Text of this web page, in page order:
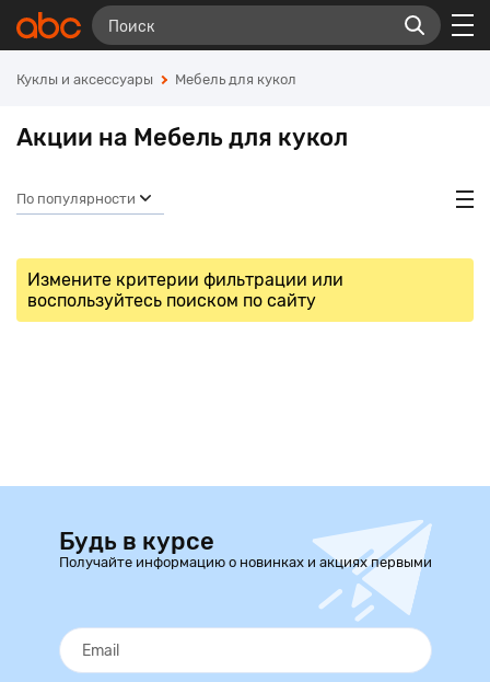
Куклы и аксесcуары Мебель для кукол
Акции на Мебель для кукол
По популярности
Измените критерии фильтрации или
воспользуйтесь поиском по сайту
Будь в курсе
Получайте информацию о новинках и акциях первыми